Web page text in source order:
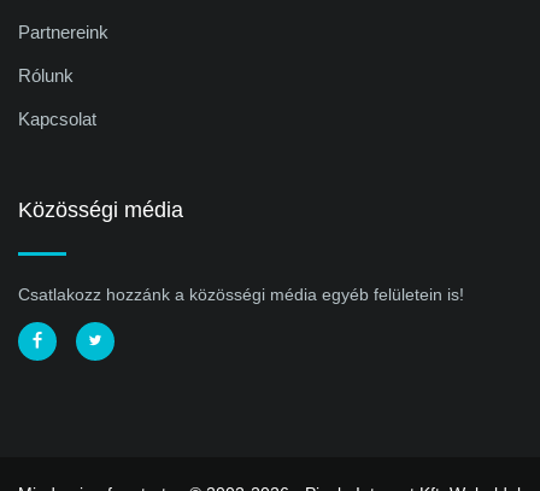
Partnereink
Rólunk
Kapcsolat
Közösségi média
Csatlakozz hozzánk a közösségi média egyéb felületein is!